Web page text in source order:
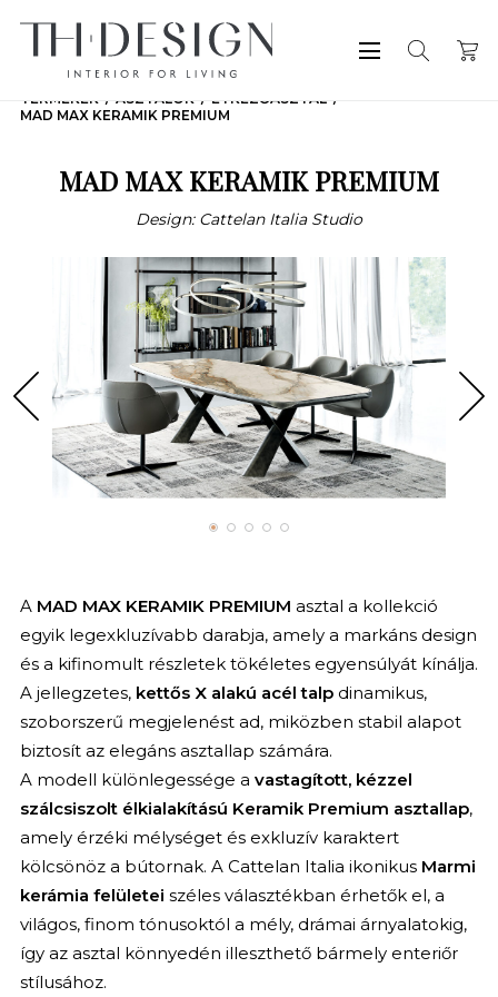
TERMÉKEK ASZTALOK
ÉTKEZŐASZTAL
MAD MAX KERAMIK PREMIUM
MAD MAX KERAMIK PREMIUM
Design: Cattelan Italia Studio
A MAD MAX KERAMIK PREMIUM asztal a kollekció
egyik legexkluzívabb darabja, amely a markáns design
és a kifinomult részletek tökéletes egyensúlyát kínálja.
A jellegzetes, kettős X alakú acél talpdinamikus,
szoborszerű megjelenést ad, miközben stabil alapot
biztosít az elegáns asztallap számára.
A modell különlegessége a vastagított, kézzel
szálcsiszolt élkialakítású Keramik Premium asztallap,
amely érzéki mélységet és exkluzív karaktert
kölcsönöz a bútornak. A Cattelan Italia ikonikus Marmi
kerámia felületei széles választékban érhetők el, a
világos, finom tónusoktól a mély, drámai árnyalatokig,
így az asztal könnyedén illeszthető bármely enteriőr
stílusához.